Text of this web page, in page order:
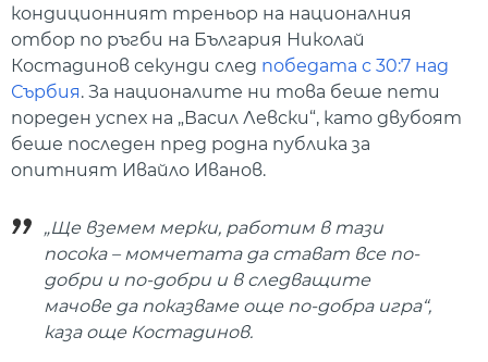
кондиционният треньор на националния
отбор по ръгби на България Николай
Костадинов секунди след победата с 30:7 над
Сърбия. За националите ни това беше пети
пореден успех на „Васил Левски“, като двубоят
беше последен пред родна публика за
опитният Ивайло Иванов.
„Ще вземем мерки, работим в тази
посока – момчетата да стават все по-
добри и по-добри и в следващите
мачове да показваме още по-добра игра“,
каза още Костадинов.